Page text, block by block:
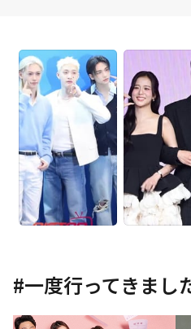
#一度行ってきまし